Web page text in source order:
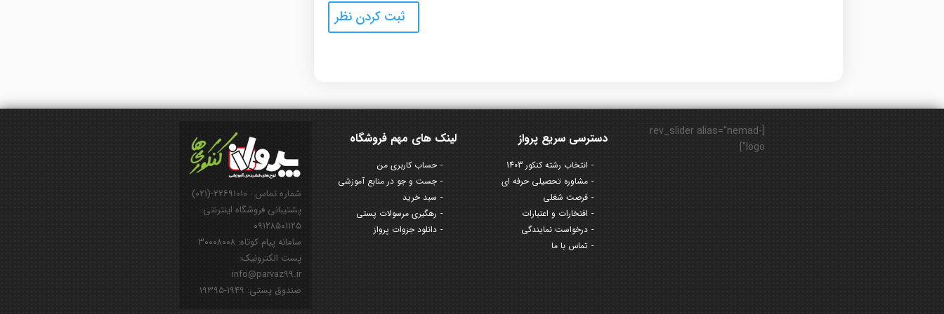
شماره تماس : ۲۲۶۹۱۰۱۰-(۰۲۱)
پشتیبانی فروشگاه اینترنتی:
۰۹۱۲۸۵۰۱۱۲۵
سامانه پیام کوتاه: ۳۰۰۰۸۰۰۸
پست الکترونیک:
info@parvaz99.ir
صندوق پستی: ۱۹۴۹-۱۹۳۹۵
لینک های مهم فروشگاه
حساب کاربری من
جست و جو در منابع آموزشی
سبد خرید
رهگیری مرسولات پستی
دانلود جزوات پرواز
دسترسی سریع پرواز
انتخاب رشته کنکور 1403
مشاوره تحصیلی حرفه ای
فرصت شغلی
افتخارات و اعتبارات
درخواست نمایندگی
تماس با ما
[rev_slider alias="nemad-
logo"]